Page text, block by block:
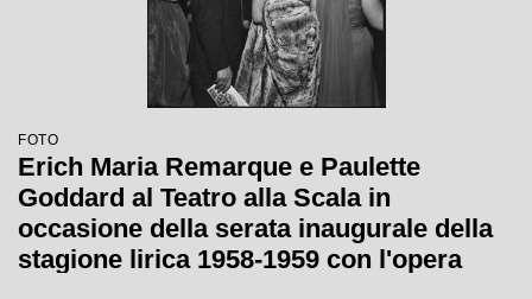
FOTO
Erich Maria Remarque e Paulette
Goddard al Teatro alla Scala in
occasione della serata inaugurale della
stagione lirica 1958-1959 con l'opera